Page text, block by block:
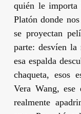
quién le importa
Platón donde
se proyectan
parte: desvíen la
esa espalda
chaqueta, esos
Vera Wang, ese
realmente